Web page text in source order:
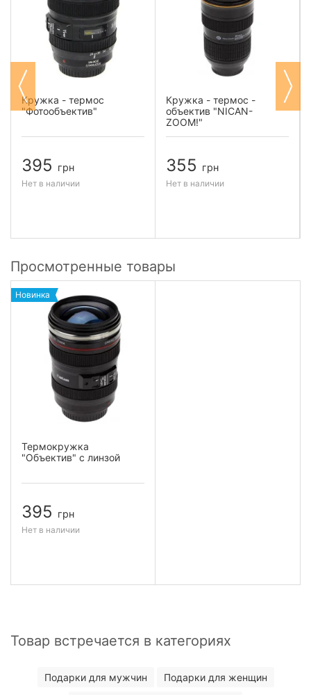
Кружка - термос
"Фотообъектив"
395 грн
Нет в наличии
Кружка - термос -
объектив "NICAN-
ZOOM!"
355 грн
Нет в наличии
Просмотренные товары
Новинка
Термокружка
"Объектив" с линзой
395 грн
Нет в наличии
Товар встречается в категориях
Подарки для мужчин Подарки для женщин